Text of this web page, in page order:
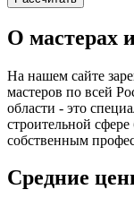
О мастерах
На нашем сайте
мастеров по всей
области - это
строительной
собственным
Средние